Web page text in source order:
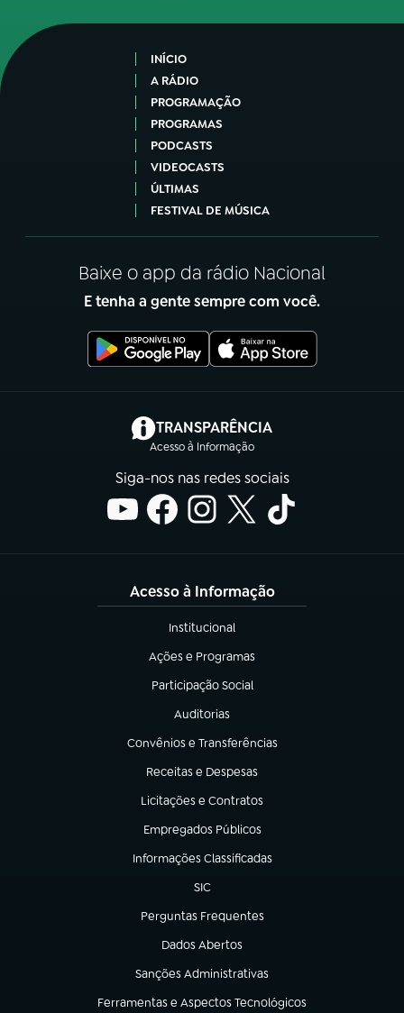
INÍCIO
A RÁDIO
PROGRAMAÇÃO
PROGRAMAS
PODCASTS
VIDEOCASTS
ÚLTIMAS
FESTIVAL DE MÚSICA
Baixe o app da rádio Nacional
E tenha a gente sempre com você.
TRANSPARÊNCIA
Acesso à Informação
(abre em nova aba)
Siga-nos nas redes sociais
Acesso à Informação
Institucional
(abre em nova aba)
Ações e Programas
(abre em nova aba)
Participação Social
(abre em nova aba)
Auditorias
(abre em nova aba)
Convênios e Transferências
(abre em nova aba)
Receitas e Despesas
(abre em nova aba)
Licitações e Contratos
(abre em nova aba)
Empregados Públicos
(abre em nova aba)
Informações Classificadas
(abre em nova aba)
SIC
(abre em nova aba)
Perguntas Frequentes
(abre em nova aba)
Dados Abertos
(abre em nova aba)
Sanções Administrativas
(abre em nova aba)
Ferramentas e Aspectos Tecnológicos
(abre em nova aba)